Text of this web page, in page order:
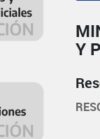
Y